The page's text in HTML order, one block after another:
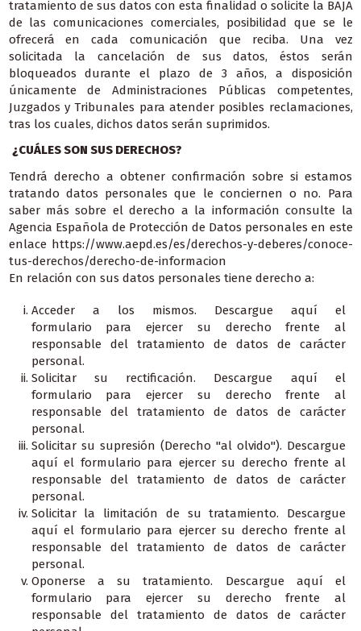
tratamiento de sus datos con esta finalidad o solicite la BAJA
de las comunicaciones comerciales, posibilidad que se le
ofrecerá en cada comunicación que reciba. Una vez
solicitada la cancelación de sus datos, éstos serán
bloqueados durante el plazo de 3 años, a disposición
únicamente de Administraciones Públicas competentes,
Juzgados y Tribunales para atender posibles reclamaciones,
tras los cuales, dichos datos serán suprimidos.
¿CUÁLES SON SUS DERECHOS?
Tendrá derecho a obtener confirmación sobre si estamos
tratando datos personales que le conciernen o no. Para
saber más sobre el derecho a la información consulte la
Agencia Española de Protección de Datos personales en este
enlace https://www.aepd.es/es/derechos-y-deberes/conoce-
tus-derechos/derecho-de-informacion
En relación con sus datos personales tiene derecho a:
Acceder a los mismos. Descargue aquí el
formulario para ejercer su derecho frente al
responsable del tratamiento de datos de carácter
personal.
Solicitar su rectificación. Descargue aquí el
formulario para ejercer su derecho frente al
responsable del tratamiento de datos de carácter
personal.
Solicitar su supresión (Derecho "al olvido"). Descargue
aquí el formulario para ejercer su derecho frente al
responsable del tratamiento de datos de carácter
personal.
Solicitar la limitación de su tratamiento. Descargue
aquí el formulario para ejercer su derecho frente al
responsable del tratamiento de datos de carácter
personal.
Oponerse a su tratamiento. Descargue aquí el
formulario para ejercer su derecho frente al
responsable del tratamiento de datos de carácter